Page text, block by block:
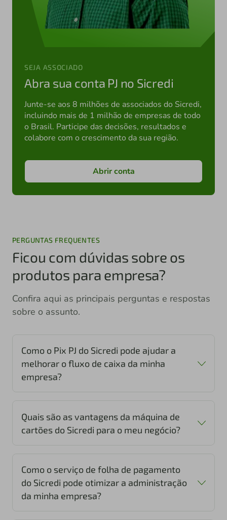
SEJA ASSOCIADO
Abra sua conta PJ no Sicredi
Junte-se aos 8 milhões de associados do Sicredi,
incluindo mais de 1 milhão de empresas de todo
o Brasil. Participe das decisões, resultados e
colabore com o crescimento da sua região.
Abrir conta
PERGUNTAS FREQUENTES
Ficou com dúvidas sobre os
produtos para empresa?
Confira aqui as principais perguntas e respostas
sobre o assunto.
Como o Pix PJ do Sicredi pode ajudar a
melhorar o fluxo de caixa da minha
empresa?
Quais são as vantagens da máquina de
cartões do Sicredi para o meu negócio?
Como o serviço de folha de pagamento
do Sicredi pode otimizar a administração
da minha empresa?